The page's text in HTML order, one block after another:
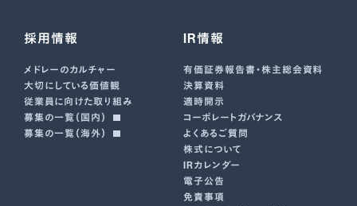
採用情報
メドレーのカルチャー
大切にしている価値観
従業員に向けた取り組み
募集の一覧（国内）
募集の一覧（海外）
IR情報
有価証券報告書･株主総会資料
決算資料
適時開示
コーポレートガバナンス
よくあるご質問
株式について
IRカレンダー
電子公告
免責事項